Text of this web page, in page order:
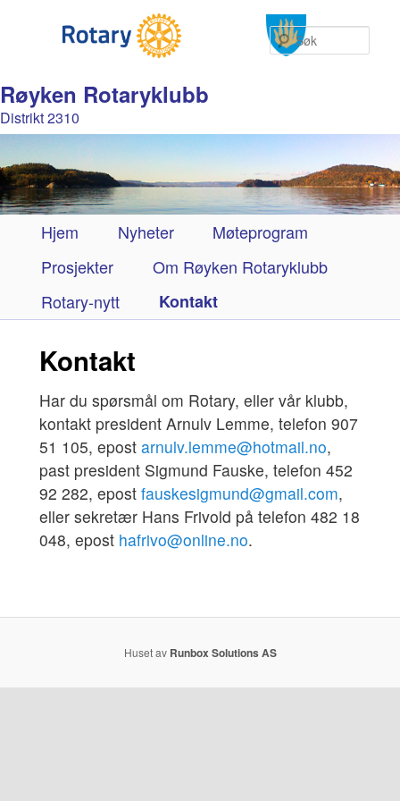
Røyken Rotaryklubb
Distrikt 2310
Søk
Hovedmeny
Gå
direkte
til
Hjem Nyheter
Møteprogram
Prosjekter
Om Røyken Rotaryklubb
Rotary-nytt
Kontakt
Kontakt
Har du spørsmål om Rotary, eller vår klubb,
kontakt president Arnulv Lemme, telefon 907
51 105, epost arnulv.lemme@hotmail.no,
past president Sigmund Fauske, telefon 452
92 282, epost fauskesigmund@gmail.com,
eller sekretær Hans Frivold på telefon 482 18
048, epost hafrivo@online.no.
Huset av Runbox Solutions AS